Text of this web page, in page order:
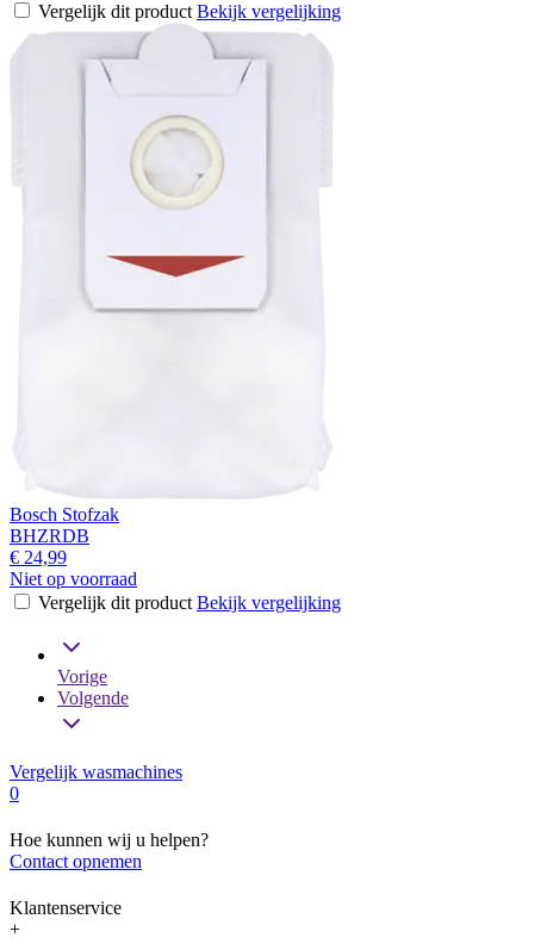
Vergelijk dit product Bekijk vergelijking
Bosch Stofzak
BHZRDB
€ 24,99
Niet op voorraad
Vergelijk dit product Bekijk vergelijking
Vorige
Volgende
Vergelijk wasmachines
0
Hoe kunnen wij u helpen?
Contact opnemen
Klantenservice
+